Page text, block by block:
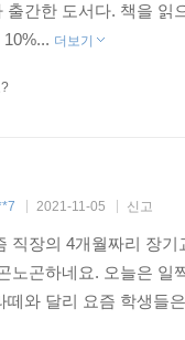
출간한 도서다. 책을 읽
10%... 더보기
2021-11-05 신고
직장의 4개월짜리 장
노곤하네요. 오늘은
떼와 달리 요즘 학생들